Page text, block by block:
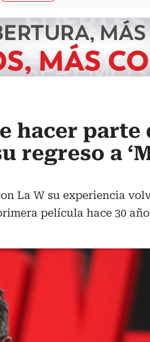
hacer parte
regreso a
La W su experiencia
película hace 30